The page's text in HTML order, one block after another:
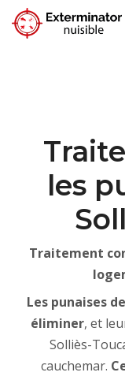
les
Traitement
Les punaises
éliminer, et
Solliès-
cauchemar.